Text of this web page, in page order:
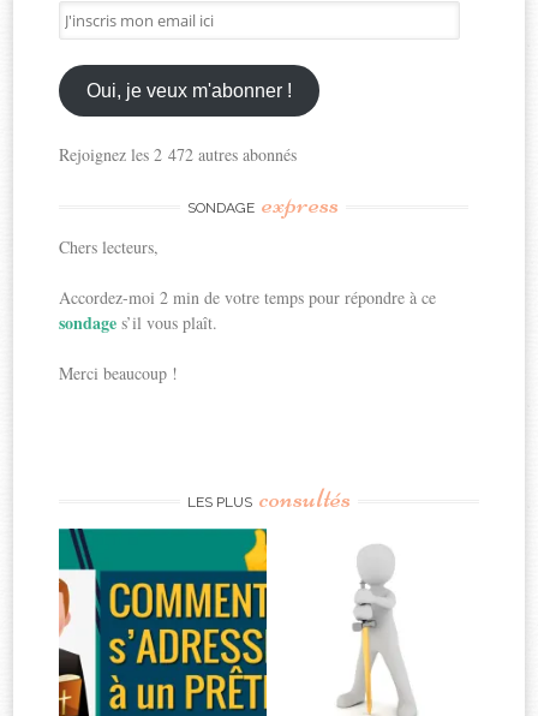
J'inscris
mon
email
ici
Oui, je veux m'abonner !
Rejoignez les 2 472 autres abonnés
SONDAGE express
Chers lecteurs,
Accordez-moi 2 min de votre temps pour répondre à ce
sondages’il vous plaît.
Merci beaucoup !
LES PLUS consultés